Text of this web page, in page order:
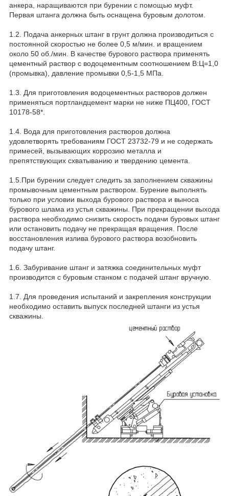
анкера, наращиваются при бурении с помощью муфт.
Первая штанга должна быть оснащена буровым долотом.
1.2. Подача анкерных штанг в грунт должна производиться с
постоянной скоростью не более 0,5 м/мин. и вращением
около 50 об./мин. В качестве бурового раствора применять
цементный раствор с водоцементным соотношением В:Ц=1,0
(промывка), давление промывки 0,5-1,5 МПа.
1.3. Для приготовления водоцементных растворов должен
применяться портландцемент марки не ниже ПЦ400, ГОСТ
10178-58*.
1.4. Вода для приготовления растворов должна
удовлетворять требованиям ГОСТ 23732-79 и не содержать
примесей, вызывающих коррозию металла и
препятствующих схватыванию и твердению цемента.
1.5.При бурении следует следить за заполнением скважины
промывочным цементным раствором. Бурение выполнять
только при условии выхода бурового раствора и выноса
бурового шлама из устья скважины. При прекращении выхода
раствора необходимо снизить скорость подачи буровых штанг
или остановить подачу не прекращая вращения. После
восстановления излива бурового раствора возобновить
подачу штанг.
1.6. Забуривание штанг и затяжка соединительных муфт
производится с буровым станком с подачей штанг вручную.
1.7. Для проведения испытаний и закрепления конструкции
необходимо оставить выпуск последней штанги из устья
скважины.